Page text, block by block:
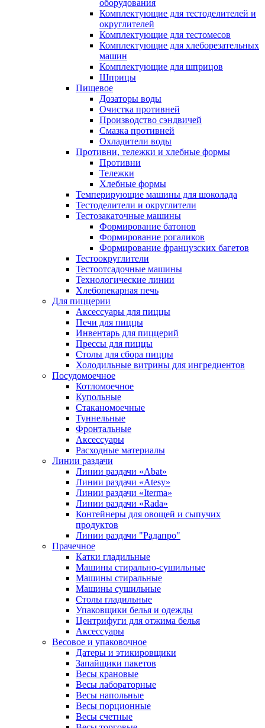
оборудования
Комплектующие для тестоделителей и
округлителей
Комплектующие для тестомесов
Комплектующие для хлеборезательных
машин
Комплектующие для шприцов
Шприцы
Пищевое
Дозаторы воды
Очистка противней
Производство сэндвичей
Смазка противней
Охладители воды
Противни, тележки и хлебные формы
Противни
Тележки
Хлебные формы
Темперирующие машины для шоколада
Тестоделители и округлители
Тестозакаточные машины
Формирование батонов
Формирование рогаликов
Формирование французских багетов
Тестоокруглители
Тестоотсадочные машины
Технологические линии
Хлебопекарная печь
Для пиццерии
Аксессуары для пиццы
Печи для пиццы
Инвентарь для пиццерий
Прессы для пиццы
Столы для сбора пиццы
Холодильные витрины для ингредиентов
Посудомоечное
Котломоечное
Купольные
Стаканомоечные
Туннельные
Фронтальные
Аксессуары
Расходные материалы
Линии раздачи
Линии раздачи «Abat»
Линии раздачи «Atesy»
Линии раздачи «Iterma»
Линии раздачи «Rada»
Контейнеры для овощей и сыпучих
продуктов
Линии раздачи "Радапро"
Прачечное
Катки гладильные
Машины стирально-сушильные
Машины стиральные
Машины сушильные
Столы гладильные
Упаковщики белья и одежды
Центрифуги для отжима белья
Аксессуары
Весовое и упаковочное
Датеры и этикировщики
Запайщики пакетов
Весы крановые
Весы лабораторные
Весы напольные
Весы порционные
Весы счетные